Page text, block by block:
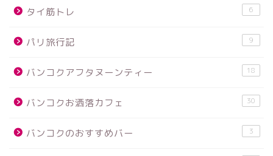
タイ筋トレ 6
パリ旅行記 9
バンコクアフタヌーンティー 18
バンコクお洒落カフェ 30
バンコクのおすすめバー 3